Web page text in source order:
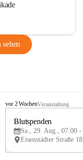
B
e
vor 2 WochenVeranstaltung
Blutspenden
Sa., 29. Aug., 07:00 -